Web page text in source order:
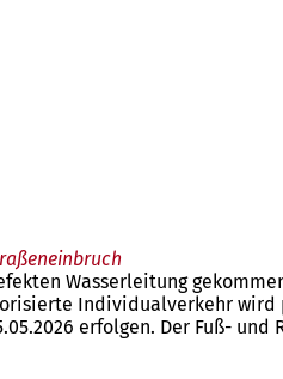
Wasserleitung
Individualverkehr
erfolgen. Der Fuß- und